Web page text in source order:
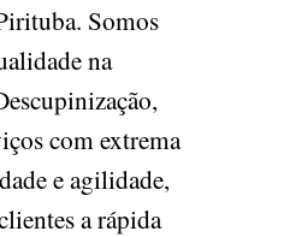
Somos
na
com extrema
e agilidade,
a rápida